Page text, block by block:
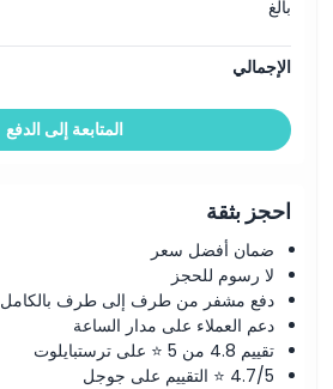
كيفية الوصول إلى هناك
كيفية الاسترداد
قواعد اللباس
سياسة الإلغاء
بالغ
الإجمالي
المتابعة إلى الدفع
احجز بثقة
ضمان أفضل سعر
لا رسوم للحجز
دفع مشفر من طرف إلى طرف بالكامل
دعم العملاء على مدار الساعة
تقييم 4.8 من 5 ⭐ على ترستبايلوت
4.7/5 ⭐ التقييم على جوجل